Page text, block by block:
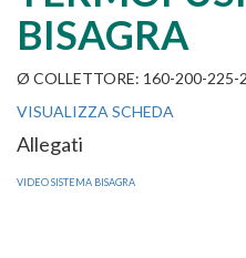
BISAGRA
Ø COLLETTORE: 160-200-225-
VISUALIZZA SCHEDA
Allegati
VIDEO SISTEMA BISAGRA